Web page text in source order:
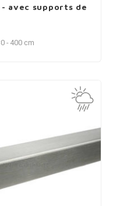
avec supports de
- 400 cm